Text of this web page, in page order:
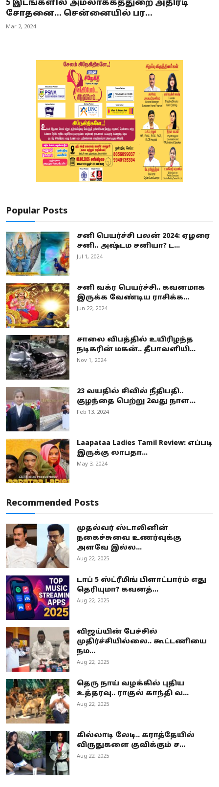
5 இடங்களில் அமலாக்கத்துறை அதிரடி
சோதனை... சென்னையில் பர...
Mar 2, 2024
Popular Posts
சனி பெயர்ச்சி பலன் 2024: ஏழரை
சனி.. அஷ்டம சனியா? ட...
Jul 1, 2024
சனி வக்ர பெயர்ச்சி.. கவனமாக
இருக்க வேண்டிய ராசிக்க...
Jun 22, 2024
சாலை விபத்தில் உயிரிழந்த
நடிகரின் மகன்.. தீபாவளியி...
Nov 1, 2024
23 வயதில் சிவில் நீதிபதி..
குழந்தை பெற்று 2வது நாள...
Feb 13, 2024
Laapataa Ladies Tamil Review: எப்படி
இருக்கு லாபதா...
May 3, 2024
Recommended Posts
முதல்வர் ஸ்டாலினின்
நகைச்சுவை உணர்வுக்கு
அளவே இல்ல...
Aug 22, 2025
டாப் 5 ஸ்ட்ரீமிங் பிளாட்பார்ம் எது
தெரியுமா? கவனத்...
Aug 22, 2025
விஜய்யின் பேச்சில்
முதிர்ச்சியில்லை.. கூட்டணியை
நம...
Aug 22, 2025
தெரு நாய் வழக்கில் புதிய
உத்தரவு.. ராகுல் காந்தி வ...
Aug 22, 2025
கில்லாடி லேடி.. கராத்தேயில்
விருதுகளை குவிக்கும் ச...
Aug 22, 2025